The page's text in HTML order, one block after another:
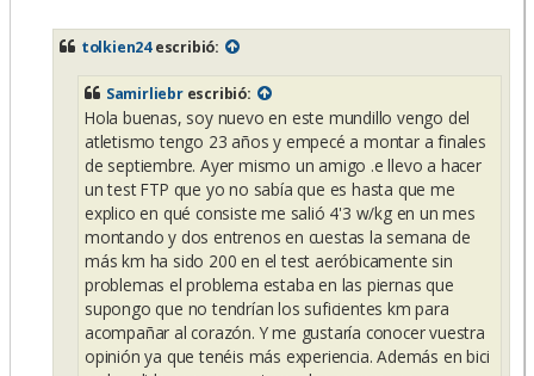
tolkien24escribió:
Samirliebrescribió:
Hola buenas, soy nuevo en este mundillo vengo del
atletismo tengo 23 años y empecé a montar a finales
de septiembre. Ayer mismo un amigo .e llevo a hacer
un test FTP que yo no sabía que es hasta que me
explico en qué consiste me salió 4'3 w/kg en un mes
montando y dos entrenos en cuestas la semana de
más km ha sido 200 en el test aeróbicamente sin
problemas el problema estaba en las piernas que
supongo que no tendrían los suficientes km para
acompañar al corazón. Y me gustaría conocer vuestra
opinión ya que tenéis más experiencia. Además en bici